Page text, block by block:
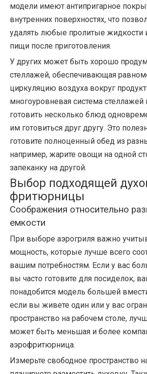
модели имеют антипригарное
внутренних поверхностях, что
удалять любые пролитые жидкости
пищи после приготовления.
У других может быть хорошо
стеллажей, обеспечивающая
циркуляцию воздуха вокруг
многоуровневая система стеллажей
готовить несколько блюд
им готовиться друг другу. Это
готовите полноценный обед из
например, жарите овощи на одной
запеканку на другой.
Выбор подходящей
фритюрницы
Соображения относительно
емкости
При выборе аэрогриля важно
мощность, которые лучше всего
вашим потребностям. Если у вас
вы часто готовите для посиделок,
понадобится модель большей
если вы живете один или у вас
пространство на рабочем столе,
может быть меньшая и более
аэрофритюрница.
Измерьте свободное пространство